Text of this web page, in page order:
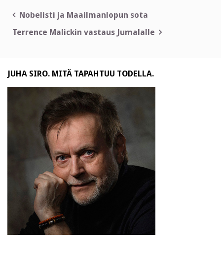
Artikkelien
selaus
Nobelisti ja Maailmanlopun sota
Terrence Malickin vastaus Jumalalle
JUHA SIRO. MITÄ TAPAHTUU TODELLA.